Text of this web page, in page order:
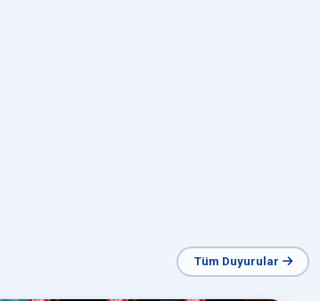
Tüm Duyurular